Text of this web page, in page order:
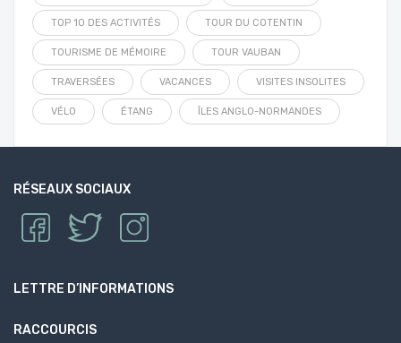
TOP 10 DES ACTIVITÉS TOUR DU COTENTIN
TOURISME DE MÉMOIRE TOUR VAUBAN
TRAVERSÉES VACANCES VISITES INSOLITES
VÉLO ÉTANG ÎLES ANGLO-NORMANDES
RÉSEAUX SOCIAUX
LETTRE D’INFORMATIONS
RACCOURCIS